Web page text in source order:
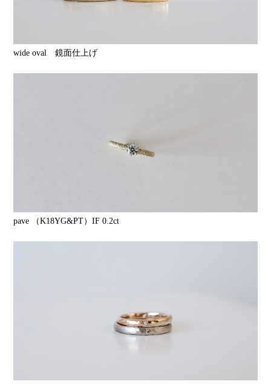
wide oval 鏡面仕上げ
pave （K18YG&PT）IF 0.2ct